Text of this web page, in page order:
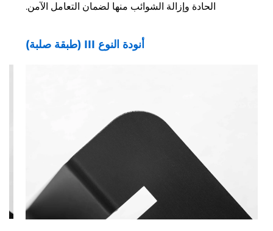
الحادة وإزالة الشوائب منها لضمان التعامل الآمن.
أنودة النوع III (طبقة صلبة)